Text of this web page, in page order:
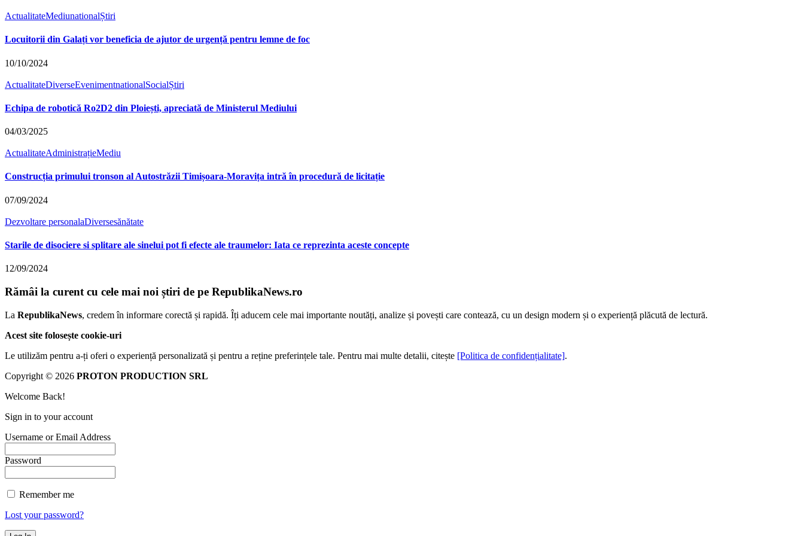
ActualitateMediunationalȘtiri
Locuitorii din Galați vor beneficia de ajutor de urgență pentru lemne de foc
10/10/2024
ActualitateDiverseEvenimentnationalSocialȘtiri
Echipa de robotică Ro2D2 din Ploiești, apreciată de Ministerul Mediului
04/03/2025
ActualitateAdministrațieMediu
Construcția primului tronson al Autostrăzii Timișoara-Moravița intră în procedură de licitație
07/09/2024
Dezvoltare personalaDiversesănătate
Starile de disociere si splitare ale sinelui pot fi efecte ale traumelor: Iata ce reprezinta aceste concepte
12/09/2024
Rămâi la curent cu cele mai noi știri de pe RepublikaNews.ro
La RepublikaNews, credem în informare corectă și rapidă. Îți aducem cele mai importante noutăți, analize și povești care contează, cu un design modern și o experiență plăcută de lectură.
Acest site folosește cookie-uri
Le utilizăm pentru a-ți oferi o experiență personalizată și pentru a reține preferințele tale. Pentru mai multe detalii, citește [Politica de confidențialitate].
Copyright © 2026 PROTON PRODUCTION SRL
Welcome Back!
Sign in to your account
Username or Email Address
Password
Remember me
Lost your password?